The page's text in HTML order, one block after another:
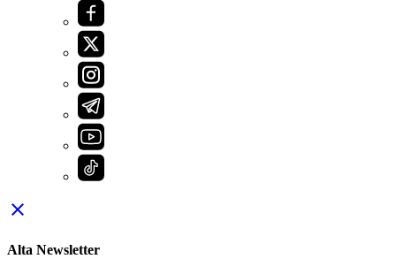
close
Alta Newsletter